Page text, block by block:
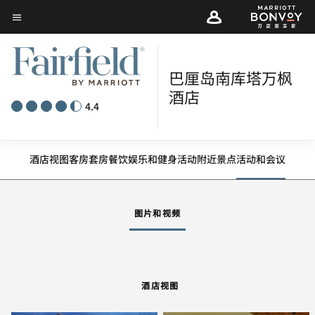
Skip
to
main
content
菜单文本
4.4
巴厘岛南库塔万枫
酒店
酒店视图客房套房餐饮娱乐和健身活动附近景点活动和会议
图片和视频
酒店视图